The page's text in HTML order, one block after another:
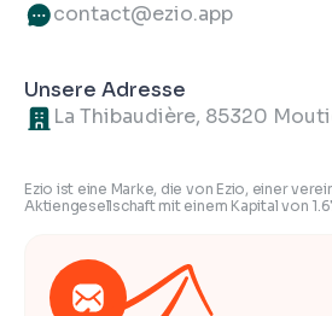
contact@ezio.app
Unsere Adresse
La Thibaudière, 85320
Ezio ist eine Marke, die von Ezio, einer
Aktiengesellschaft mit einem Kapital von